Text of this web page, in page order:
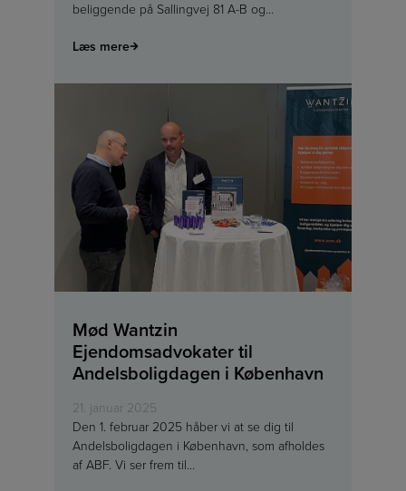
beliggende på Sallingvej 81 A-B og…
Læs mere
Mød Wantzin
Ejendomsadvokater til
Andelsboligdagen i København
21. januar 2025
Den 1. februar 2025 håber vi at se dig til
Andelsboligdagen i København, som afholdes
af ABF. Vi ser frem til…